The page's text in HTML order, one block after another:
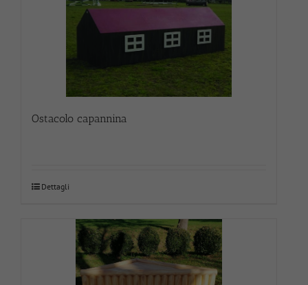
Ostacolo capannina
Dettagli